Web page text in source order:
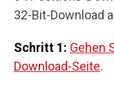
32-Bit-Download
Schritt 1: Gehen
Download-Seite.